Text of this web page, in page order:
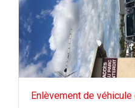
Enlèvement de véhicule